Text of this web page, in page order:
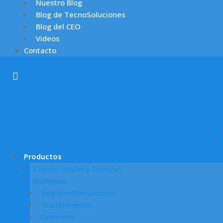
Nuestro Blog
Blog de TecnoSoluciones
Blog del CEO
Videos
Contacto
Productos
Combo Hostin y Dominio
Dominios
Registro/Renovación
Transferencia
Dominios